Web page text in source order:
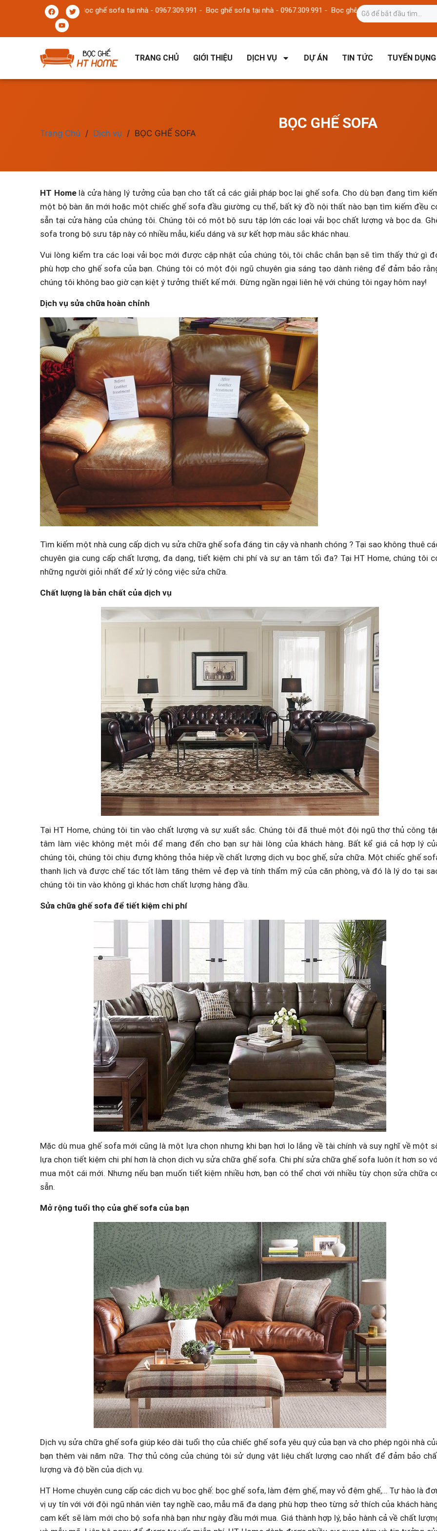
- 0967.309.991 - Bọc ghế sofa tại nhà - 0967.309.991 -Bọc ghế sofa tại nhà - 0967.309.991 -Bọc ghế sofa tại nhà - 0967.309.991 -
TRANG CHỦ GIỚI THIỆU DỊCH VỤ DỰ ÁN TIN TỨC TUYỂN DỤNG
BỌC GHẾ SOFA
Trang Chủ / Dịch vụ / BỌC GHẾ SOFA
HT Homelà cửa hàng lý tưởng của bạn cho tất cả các giải pháp bọc lại ghế sofa. Cho dù bạn đang tìm
một bộ bàn ăn mới hoặc một chiếc ghế sofa đầu giường cụ thể, bất kỳ đồ nội thất nào bạn tìm kiếm đều
sẵn tại cửa hàng của chúng tôi. Chúng tôi có một bộ sưu tập lớn các loại vải bọc chất lượng và bọc da.
sofa trong bộ sưu tập này có nhiều mẫu, kiểu dáng và sự kết hợp màu sắc khác nhau.
Vui lòng kiểm tra các loại vải bọc mới được cập nhật của chúng tôi, tôi chắc chắn bạn sẽ tìm thấy thứ gì
phù hợp cho ghế sofa của bạn. Chúng tôi có một đội ngũ chuyên gia sáng tạo dành riêng để đảm bảo
chúng tôi không bao giờ cạn kiệt ý tưởng thiết kế mới. Đừng ngần ngại liên hệ với chúng tôi ngay hôm nay!
Dịch vụ sửa chữa hoàn chỉnh
Tìm kiếm một nhà cung cấp dịch vụ sửa chữa ghế sofa đáng tin cậy và nhanh chóng ? Tại sao không thuê
chuyên gia cung cấp chất lượng, đa dạng, tiết kiệm chi phí và sự an tâm tối đa? Tại HT Home, chúng tôi
những người giỏi nhất để xử lý công việc sửa chữa.
Chất lượng là bản chất của dịch vụ
Tại HT Home, chúng tôi tin vào chất lượng và sự xuất sắc. Chúng tôi đã thuê một đội ngũ thợ thủ công
tâm làm việc không mệt mỏi để mang đến cho bạn sự hài lòng của khách hàng. Bất kể giá cả hợp lý
chúng tôi, chúng tôi chịu đựng không thỏa hiệp về chất lượng dịch vụ bọc ghế, sửa chữa. Một chiếc ghế
thanh lịch và được chế tác tốt làm tăng thêm vẻ đẹp và tính thẩm mỹ của căn phòng, và đó là lý do tại
chúng tôi tin vào không gì khác hơn chất lượng hàng đầu.
Sửa chữa ghế sofa để tiết kiệm chi phí
Mặc dù mua ghế sofa mới cũng là một lựa chọn nhưng khi bạn hơi lo lắng về tài chính và suy nghĩ về một
lựa chọn tiết kiệm chi phí hơn là chọn dịch vụ sửa chữa ghế sofa. Chi phí sửa chữa ghế sofa luôn ít hơn so
mua một cái mới. Nhưng nếu bạn muốn tiết kiệm nhiều hơn, bạn có thể chơi với nhiều tùy chọn sửa chữa
sẵn.
Mở rộng tuổi thọ của ghế sofa của bạn
Dịch vụ sửa chữa ghế sofa giúp kéo dài tuổi thọ của chiếc ghế sofa yêu quý của bạn và cho phép ngôi nhà
bạn thêm vài năm nữa. Thợ thủ công của chúng tôi sử dụng vật liệu chất lượng cao nhất để đảm bảo
lượng và độ bền của dịch vụ.
HT Home chuyên cung cấp các dịch vụ bọc ghế: bọc ghế sofa, làm đệm ghế, may vỏ đệm ghế,… Tự hào là
vị uy tín với với đội ngũ nhân viên tay nghề cao, mẫu mã đa dạng phù hợp theo từng sở thích của khách
cam kết sẽ làm mới cho bộ sofa nhà bạn như ngày đầu mới mua. Giá thành hợp lý, bảo hành cả về chất